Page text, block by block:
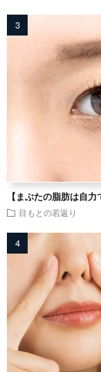
【まぶたの脂肪は自
目もとの若返り